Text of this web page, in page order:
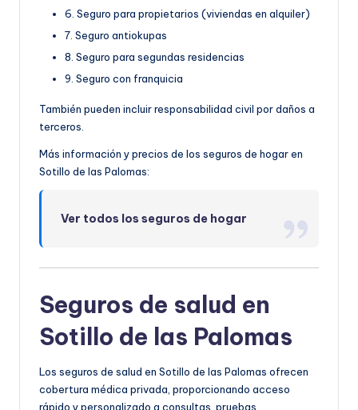
6. Seguro para propietarios (viviendas en alquiler)
7. Seguro antiokupas
8. Seguro para segundas residencias
9. Seguro con franquicia
También pueden incluir responsabilidad civil por daños a
terceros.
Más información y precios de los seguros de hogar en
Sotillo de las Palomas:
Ver todos los seguros de hogar
Seguros de salud en
Sotillo de las Palomas
Los seguros de salud en Sotillo de las Palomas ofrecen
cobertura médica privada, proporcionando acceso
rápido y personalizado a consultas, pruebas